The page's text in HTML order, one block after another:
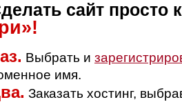
сайт просто
Выбрать и
имя.
Заказать хостинг,